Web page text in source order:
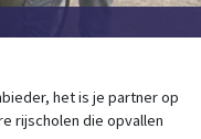
het is je partner op
rijscholen die opvallen